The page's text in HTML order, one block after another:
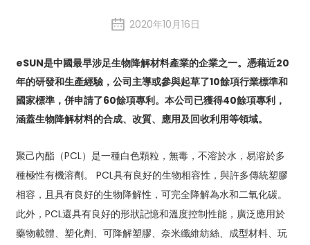
2020年10月16日
eSUN是中國最早涉足生物降解材料產業的企業之一。憑藉近20
年的研發和生產經驗，公司主導或參與起草了10餘項行業標準和
國家標準，併申請了60餘項專利。本公司已獲得40餘項專利，
涵蓋生物降解材料的合成、改質、應用及回收利用等領域。
聚己內酯（PCL）是一種白色顆粒，無毒，不溶於水，易溶於多
種極性有機溶劑。 PCL具有良好的生物相容性，與許多傳統塑膠
相容，且具有良好的生物降解性，可完全降解為水和二氧化碳。
此外，PCL還具有良好的形狀記憶和溫度控制性能，廣泛應用於
藥物載體、塑化劑、可降解塑膠、奈米纖維紡絲、成型材料、玩